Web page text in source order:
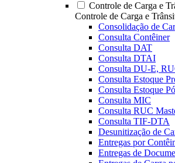
Controle de Carga e
Controle de Carga e
Consolidação de
Consulta Contêiner
Consulta DAT
Consulta DTAI
Consulta DU-E,
Consulta Estoque
Consulta Estoque
Consulta MIC
Consulta RUC
Consulta TIF-DTA
Desunitização de
Entregas por
Entregas de